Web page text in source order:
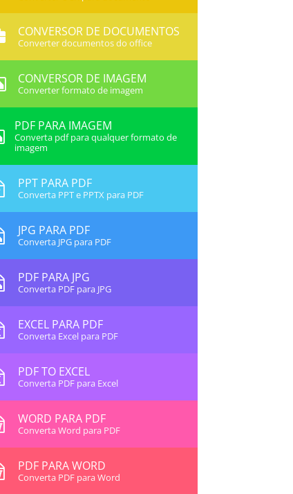
CONVERSOR DE DOCUMENTOS
Converter documentos do office
CONVERSOR DE IMAGEM
Converter formato de imagem
PDF PARA IMAGEM
Converta pdf para qualquer formato de
imagem
PPT PARA PDF
Converta PPT e PPTX para PDF
JPG PARA PDF
Converta JPG para PDF
PDF PARA JPG
Converta PDF para JPG
EXCEL PARA PDF
Converta Excel para PDF
PDF TO EXCEL
Converta PDF para Excel
WORD PARA PDF
Converta Word para PDF
PDF PARA WORD
Converta PDF para Word